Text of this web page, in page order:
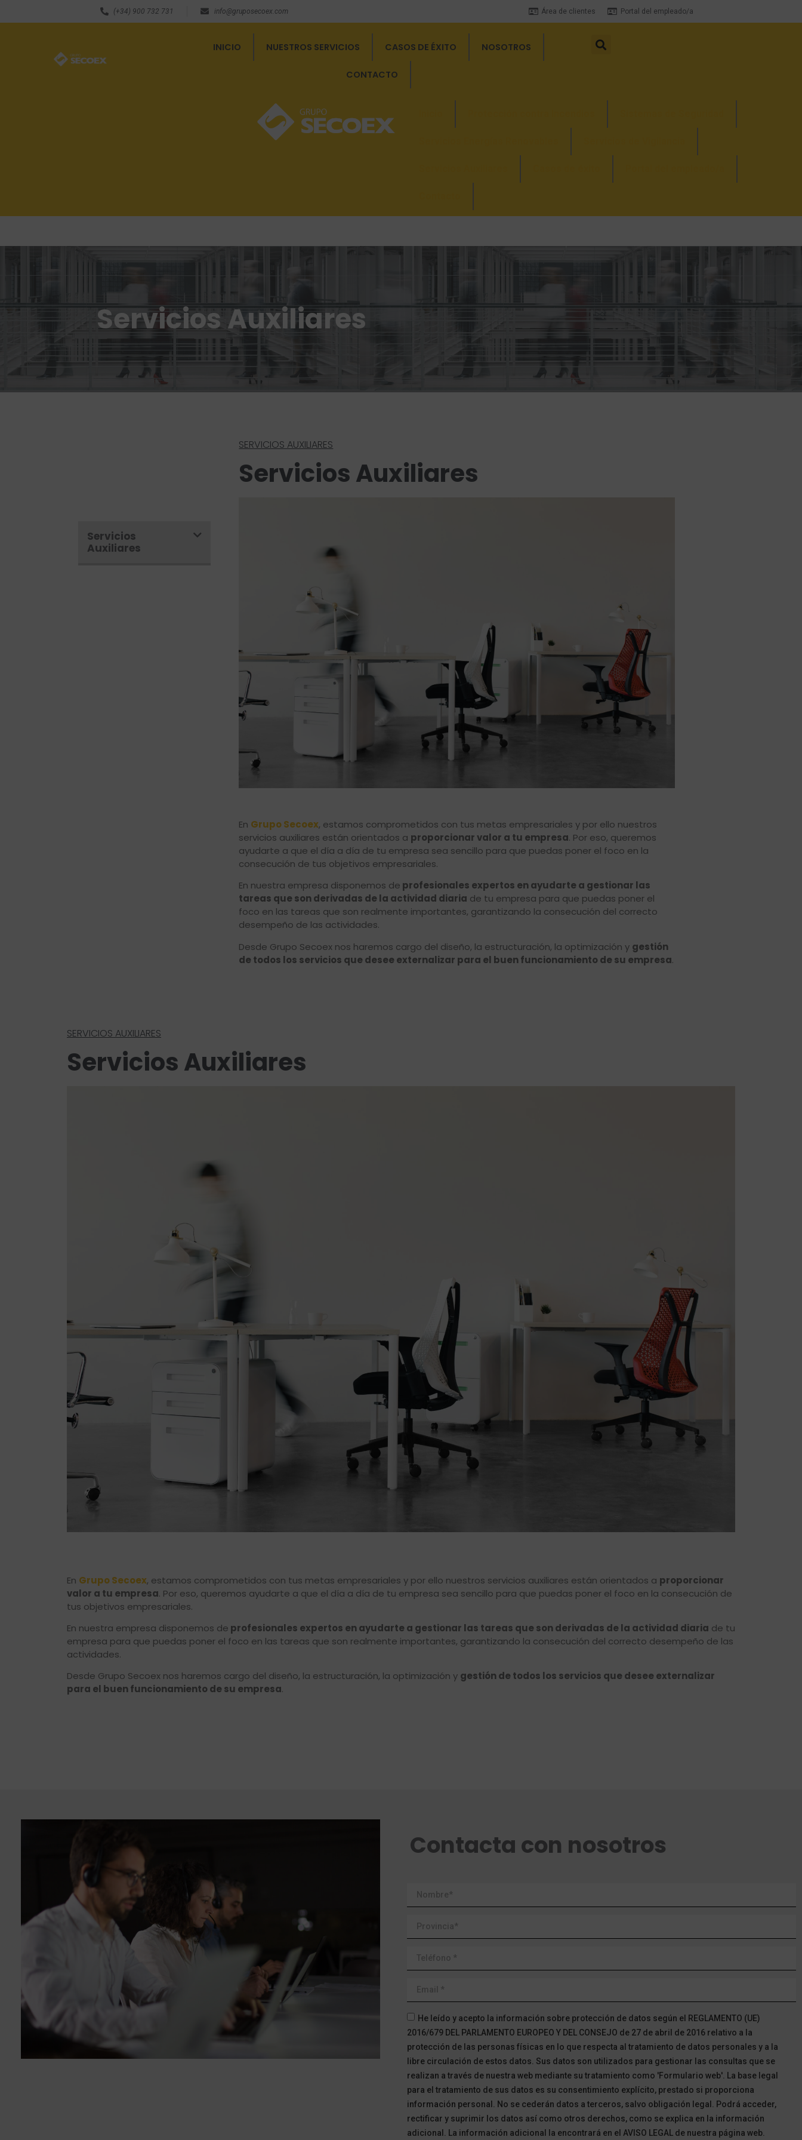
(+34) 900 732 731 info@gruposecoex.com Área de clientes Portal del empleado/a
INICIO NUESTROS SERVICIOS CASOS DE ÉXITO NOSOTROS
CONTACTO
Servicios Auxiliares
Servicios
Auxiliares
SERVICIOS AUXILIARES
Servicios Auxiliares
En Grupo Secoex, estamos comprometidos con tus metas empresariales y por ello nuestros
servicios auxiliares están orientados a proporcionar valor a tu empresa. Por eso, queremos
ayudarte a que el día a día de tu empresa sea sencillo para que puedas poner el foco en la
consecución de tus objetivos empresariales.
En nuestra empresa disponemos de profesionales expertos en ayudarte a gestionar las
tareas que son derivadas de la actividad diaria de tu empresa para que puedas poner el
foco en las tareas que son realmente importantes, garantizando la consecución del correcto
desempeño de las actividades.
Desde Grupo Secoex nos haremos cargo del diseño, la estructuración, la optimización y gestión
de todos los servicios que desee externalizar para el buen funcionamiento de su empresa.
SERVICIOS AUXILIARES
Servicios Auxiliares
En Grupo Secoex, estamos comprometidos con tus metas empresariales y por ello nuestros servicios auxiliares están orientados a proporcionar
valor a tu empresa. Por eso, queremos ayudarte a que el día a día de tu empresa sea sencillo para que puedas poner el foco en la consecución de
tus objetivos empresariales.
En nuestra empresa disponemos de profesionales expertos en ayudarte a gestionar las tareas que son derivadas de la actividad diaria de tu
empresa para que puedas poner el foco en las tareas que son realmente importantes, garantizando la consecución del correcto desempeño de las
actividades.
Desde Grupo Secoex nos haremos cargo del diseño, la estructuración, la optimización y gestión de todos los servicios que desee externalizar
para el buen funcionamiento de su empresa.
Contacta con nosotros
He leído y acepto la información sobre protección de datos según el REGLAMENTO (UE)
2016/679 DEL PARLAMENTO EUROPEO Y DEL CONSEJO de 27 de abril de 2016 relativo a la
protección de las personas físicas en lo que respecta al tratamiento de datos personales y a la
libre circulación de estos datos. Sus datos son utilizados para gestionar las consultas que se
realizan a través de nuestra web mediante su tratamiento como 'Formulario web'. La base legal
para el tratamiento de sus datos es su consentimiento explícito, prestado si proporciona
información personal. No se cederán datos a terceros, salvo obligación legal. Podrá acceder,
rectificar y suprimir los datos así como otros derechos, como se explica en la información
adicional. La información adicional la encontrará en el AVISO LEGAL de nuestra página web.